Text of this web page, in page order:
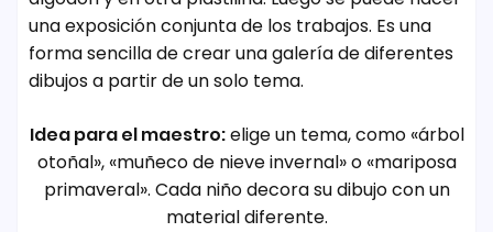
una exposición conjunta de los trabajos. Es una
forma sencilla de crear una galería de diferentes
dibujos a partir de un solo tema.
Idea para el maestro:elige un tema, como «árbol
otoñal», «muñeco de nieve invernal» o «mariposa
primaveral». Cada niño decora su dibujo con un
material diferente.